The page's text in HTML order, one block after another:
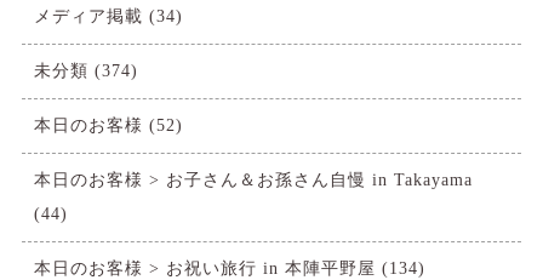
メディア掲載 (34)
未分類 (374)
本日のお客様 (52)
本日のお客様 > お子さん＆お孫さん自慢 in Takayama
(44)
本日のお客様 > お祝い旅行 in 本陣平野屋 (134)